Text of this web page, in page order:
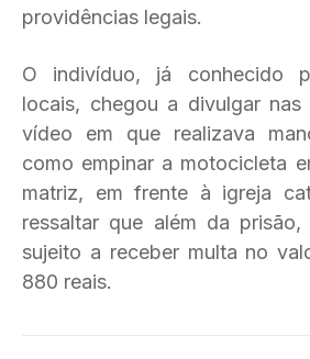
providências legais.
O indivíduo, já conhecido
locais, chegou a divulgar nas
vídeo em que realizava
como empinar a motocicleta
matriz, em frente à igreja
ressaltar que além da
sujeito a receber multa no
880 reais.